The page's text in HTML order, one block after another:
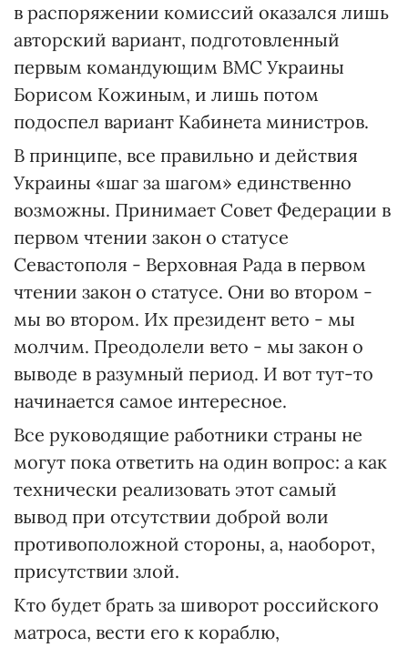
в распоряжении комиссий оказался лишь
авторский вариант, подготовленный
первым командующим ВМС Украины
Борисом Кожиным, и лишь потом
подоспел вариант Кабинета министров.
В принципе, все правильно и действия
Украины «шаг за шагом» единственно
возможны. Принимает Совет Федерации в
первом чтении закон о статусе
Севастополя - Верховная Рада в первом
чтении закон о статусе. Они во втором -
мы во втором. Их президент вето - мы
молчим. Преодолели вето - мы закон о
выводе в разумный период. И вот тут-то
начинается самое интересное.
Все руководящие работники страны не
могут пока ответить на один вопрос: а как
технически реализовать этот самый
вывод при отсутствии доброй воли
противоположной стороны, а, наоборот,
присутствии злой.
Кто будет брать за шиворот российского
матроса, вести его к кораблю,